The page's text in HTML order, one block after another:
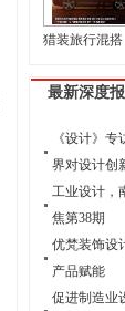
猎装旅行混搭
最新深度
《设计》
界对设计创
工业设计，
焦第38期
优梵装饰设
产品赋能
促进制造业